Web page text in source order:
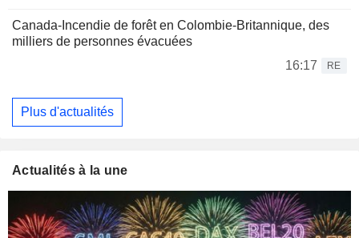
Canada-Incendie de forêt en Colombie-Britannique, des
milliers de personnes évacuées
16:17
RE
Plus d'actualités
Actualités à la une